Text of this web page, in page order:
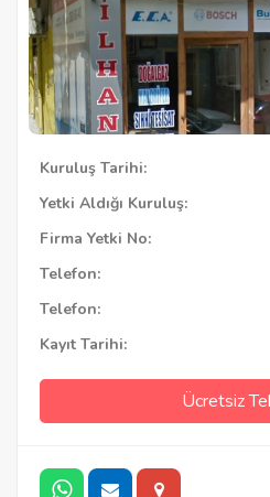
Kuruluş Tarihi:
Yetki Aldığı Kuruluş:
Firma Yetki No:
Telefon:
Telefon:
Kayıt Tarihi:
Ücretsiz